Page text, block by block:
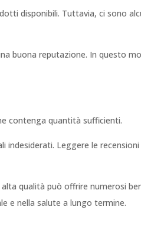
disponibili. Tuttavia, ci sono
buona reputazione. In questo
contenga quantità sufficienti.
Leggere le recensioni
qualità può offrire numerosi
e nella salute a lungo termine.